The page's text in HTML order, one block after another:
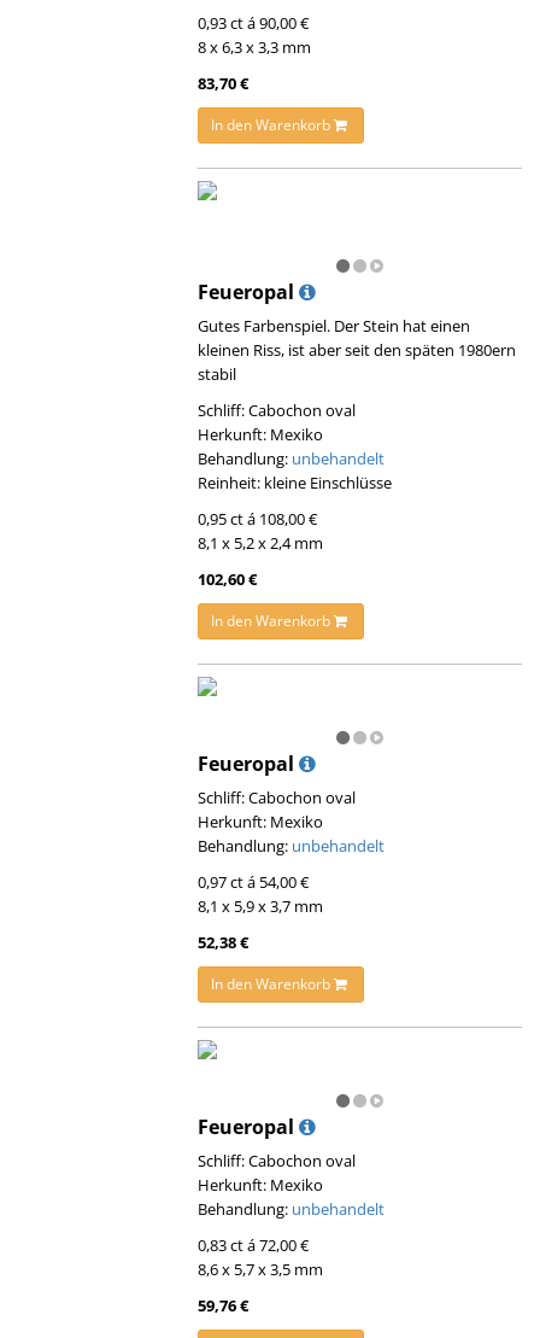
0,93 ct á 90,00 €
8 x 6,3 x 3,3 mm
83,70 €
In den Warenkorb
Feueropal
Gutes Farbenspiel. Der Stein hat einen
kleinen Riss, ist aber seit den späten 1980ern
stabil
Schliff: Cabochon oval
Herkunft: Mexiko
Behandlung: unbehandelt
Reinheit: kleine Einschlüsse
0,95 ct á 108,00 €
8,1 x 5,2 x 2,4 mm
102,60 €
In den Warenkorb
Feueropal
Schliff: Cabochon oval
Herkunft: Mexiko
Behandlung: unbehandelt
0,97 ct á 54,00 €
8,1 x 5,9 x 3,7 mm
52,38 €
In den Warenkorb
Feueropal
Schliff: Cabochon oval
Herkunft: Mexiko
Behandlung: unbehandelt
0,83 ct á 72,00 €
8,6 x 5,7 x 3,5 mm
59,76 €